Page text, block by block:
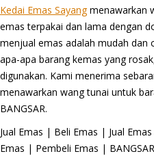
Kedai Emas Sayangmenawarkan
emas terpakai dan lama dengan
menjual emas adalah mudah dan
apa-apa barang kemas yang
digunakan. Kami menerima
menawarkan wang tunai untuk
BANGSAR.
Jual Emas | Beli Emas | Jual
Emas | Pembeli Emas | BANGSAR